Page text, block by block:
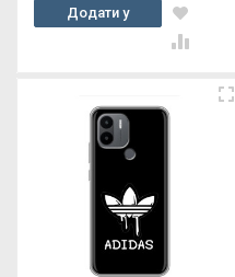
Додати у
кошик